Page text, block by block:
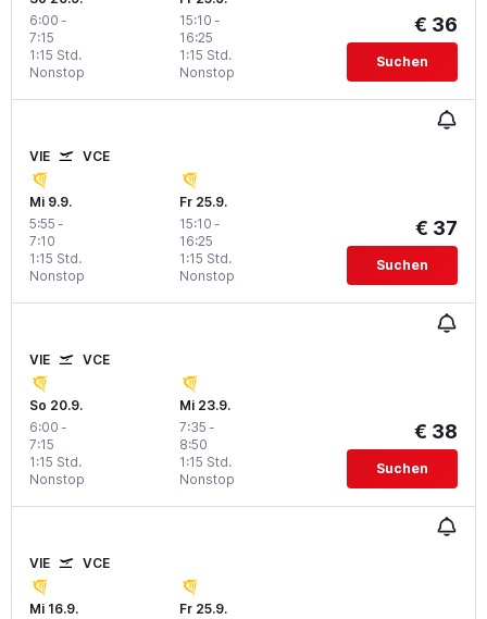
6:00 -
7:15
Nonstop
1:15 Std.
15:10 -
16:25
Nonstop
1:15 Std.
€ 36
Suchen
VIE VCE
Mi 9.9.
5:55 -
7:10
Nonstop
1:15 Std.
Fr 25.9.
15:10 -
16:25
Nonstop
1:15 Std.
€ 37
Suchen
VIE VCE
So 20.9.
6:00 -
7:15
Nonstop
1:15 Std.
Mi 23.9.
7:35 -
8:50
Nonstop
1:15 Std.
€ 38
Suchen
VIE VCE
Mi 16.9. Fr 25.9.